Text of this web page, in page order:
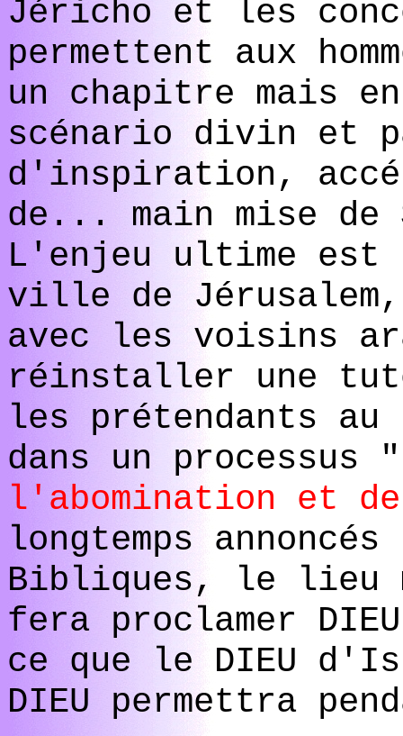
Jéricho et les
permettent aux
un chapitre mais
scénario divin et
d'inspiration,
de... main mise
L'enjeu ultime est
ville de
avec les voisins
réinstaller une
les prétendants
dans un processus
l'abomination et
longtemps
Bibliques, le lieu
fera proclamer
ce que le DIEU
DIEU permettra